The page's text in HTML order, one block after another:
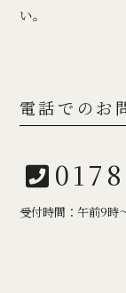
い。
電話でのお
受付時間：午前9時